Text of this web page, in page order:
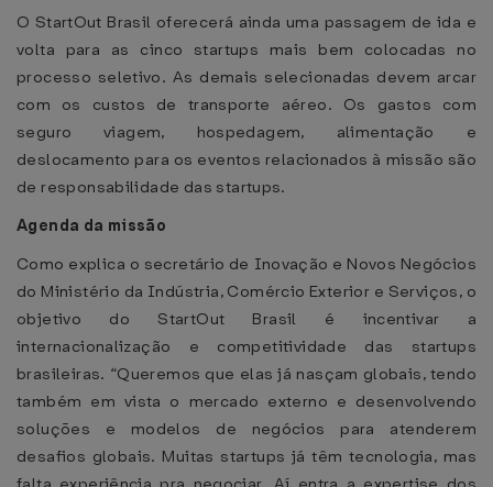
O StartOut Brasil oferecerá ainda uma passagem de ida e
volta para as cinco startups mais bem colocadas no
processo seletivo. As demais selecionadas devem arcar
com os custos de transporte aéreo. Os gastos com
seguro viagem, hospedagem, alimentação e
deslocamento para os eventos relacionados à missão são
de responsabilidade das startups.
Agenda da missão
Como explica o secretário de Inovação e Novos Negócios
do Ministério da Indústria, Comércio Exterior e Serviços, o
objetivo do StartOut Brasil é incentivar a
internacionalização e competitividade das startups
brasileiras. “Queremos que elas já nasçam globais, tendo
também em vista o mercado externo e desenvolvendo
soluções e modelos de negócios para atenderem
desafios globais. Muitas startups já têm tecnologia, mas